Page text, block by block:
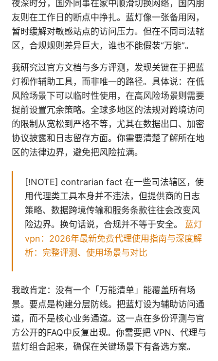
夜深时分，国外同事在家中顺滑切换网络，国内朋
友则在工作日的断点中挣扎。蓝灯像一张备用网，
暂时缓解对敏感站点的访问压力。但在不同司法辖
区，合规规则差异巨大，谁也不能假装“万能”。
我研究过官方文档与多方评测，发现关键在于把蓝
灯视作辅助工具，而非唯一的路径。具体说：在低
风险场景下可以临时性使用，在高风险场景则需要
提前设置冗余策略。全球多地区的法规对跨境访问
的限制从宽松到严格不等，尤其在数据出口、加密
协议披露和日志留存方面。你需要清楚了解所在地
区的法律边界，避免把风险拉满。
[!NOTE] contrarian fact 在一些司法辖区，使
用代理类工具本身并不违法，但提供商的日志
策略、数据跨境传输和服务条款往往会改变风
险边界。换句话说，合规并不等于安全。 蓝灯
vpn：2026年最新免费代理使用指南与深度解
析：完整评测、使用场景与对比
我敢肯定：没有一个「万能清单」能覆盖所有场
景。要点是构建分层防线。把蓝灯设为辅助访问通
道，而不是核心业务通道。这一点在多份评测与官
方公开的FAQ中反复出现。你需要把 VPN、代理与
蓝灯组合起来，确保在关键场景下有备选方案。